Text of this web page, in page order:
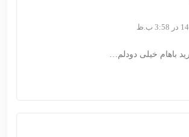
باهام خیلی دودلم…